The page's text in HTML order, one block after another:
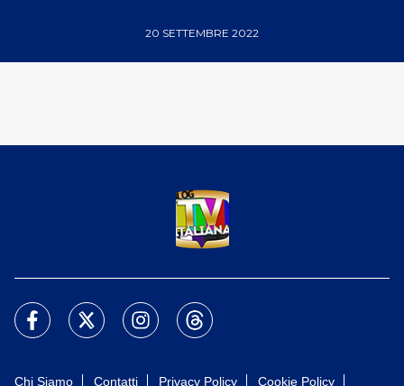
20 SETTEMBRE 2022
Chi Siamo Contatti Privacy Policy Cookie Policy